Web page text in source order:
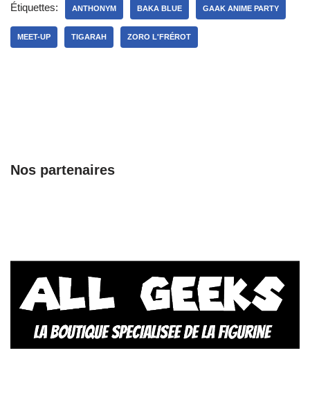
Étiquettes: ANTHONYM BAKA BLUE GAAK ANIME PARTY
MEET-UP TIGARAH ZORO L'FRÉROT
Nos partenaires